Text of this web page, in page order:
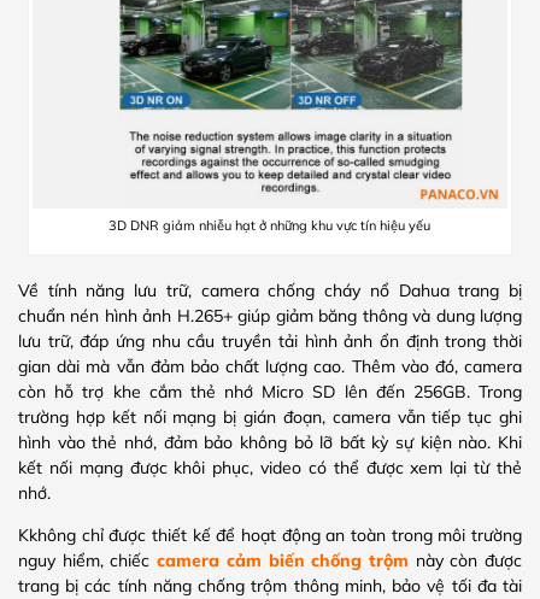
3D DNR giảm nhiễu hạt ở những khu vực tín hiệu yếu
Về tính năng lưu trữ, camera chống cháy nổ Dahua trang bị
chuẩn nén hình ảnh H.265+ giúp giảm băng thông và dung lượng
lưu trữ, đáp ứng nhu cầu truyền tải hình ảnh ổn định trong thời
gian dài mà vẫn đảm bảo chất lượng cao. Thêm vào đó, camera
còn hỗ trợ khe cắm thẻ nhớ Micro SD lên đến 256GB. Trong
trường hợp kết nối mạng bị gián đoạn, camera vẫn tiếp tục ghi
hình vào thẻ nhớ, đảm bảo không bỏ lỡ bất kỳ sự kiện nào. Khi
kết nối mạng được khôi phục, video có thể được xem lại từ thẻ
nhớ.
Kkhông chỉ được thiết kế để hoạt động an toàn trong môi trường
nguy hiểm, chiếccamera cảm biến chống trộm này còn được
trang bị các tính năng chống trộm thông minh, bảo vệ tối đa tài